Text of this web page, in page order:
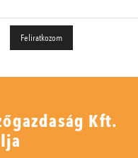
Kft.